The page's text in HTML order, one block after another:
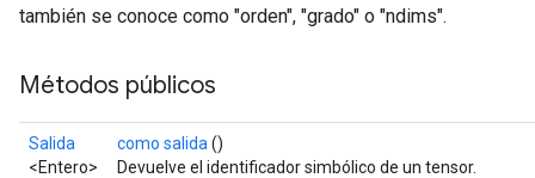
también se conoce como "orden", "grado" o "ndims".
Métodos públicos
Salida
<Entero>
como salida ()
Devuelve el identificador simbólico de un tensor.